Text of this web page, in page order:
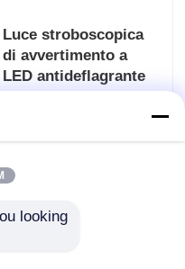
Luce stroboscopica
di avvertimento a
LED antideflagrante
looking